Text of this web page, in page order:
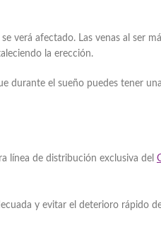
verá afectado. Las venas al ser
la erección.
durante el sueño puedes tener
línea de distribución exclusiva del
y evitar el deterioro rápido